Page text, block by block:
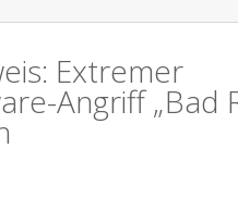
Extremer
Angriff „Bad